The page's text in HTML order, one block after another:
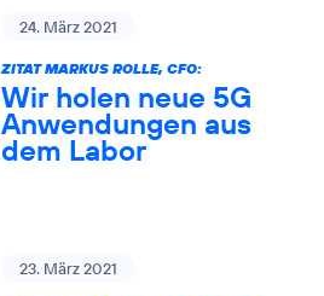
24. März 2021
ZITAT MARKUS ROLLE, CFO:
Wir holen neue 5G
Anwendungen aus
dem Labor
23. März 2021